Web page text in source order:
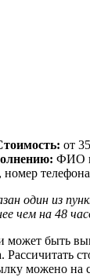
от
ФИО
телефона
один из
чем на 48
может быть
Рассичитать
можено на